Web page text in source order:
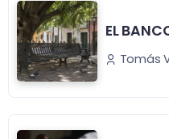
EL
Tomás